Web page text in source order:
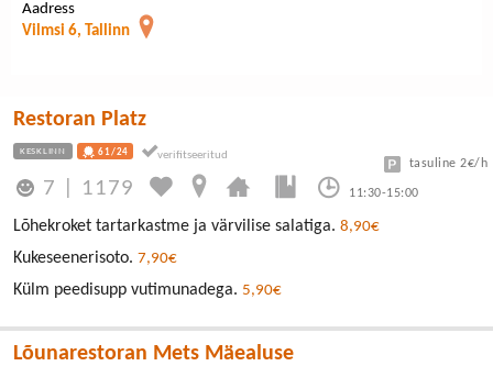
Aadress
Vilmsi 6, Tallinn
Restoran Platz
KESKLINN 61/24
7 1179 11:30-15:00
tasuline 2€/h
Lõhekroket tartarkastme ja värvilise salatiga. 8,90€
Kukeseenerisoto. 7,90€
Külm peedisupp vutimunadega. 5,90€
Lõunarestoran Mets Mäealuse